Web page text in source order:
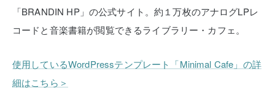
「BRANDIN HP」の公式サイト。約１万枚のアナログLPレ
コードと音楽書籍が閲覧できるライブラリー・カフェ。
使用しているWordPressテンプレート「Minimal Cafe」の詳
細はこちら＞